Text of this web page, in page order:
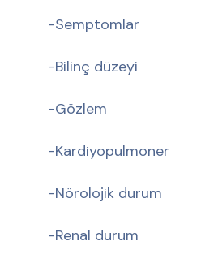
-Semptomlar
-Bilinç düzeyi
-Gözlem
-Kardiyopulmoner
-Nörolojik durum
-Renal durum